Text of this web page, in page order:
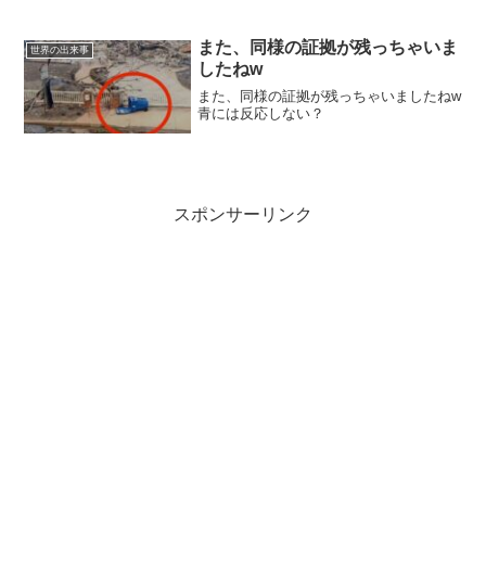
殺未遂事件を巡る広範な犯罪陰謀の可能
性を捜査している。フ...
世界の出来事
また、同様の証拠が残っちゃいま
したねw
また、同様の証拠が残っちゃいましたねw
青には反応しない？
スポンサーリンク